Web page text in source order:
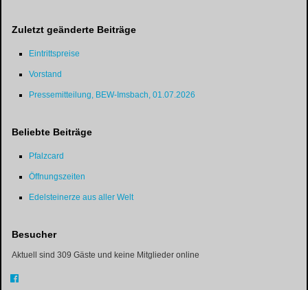
Zuletzt geänderte Beiträge
Eintrittspreise
Vorstand
Pressemitteilung, BEW-Imsbach, 01.07.2026
Beliebte Beiträge
Pfalzcard
Öffnungszeiten
Edelsteinerze aus aller Welt
Besucher
Aktuell sind 309 Gäste und keine Mitglieder online